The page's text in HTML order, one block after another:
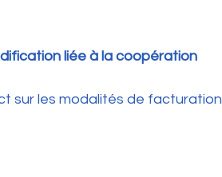
liée à la coopération
sur les modalités de facturation